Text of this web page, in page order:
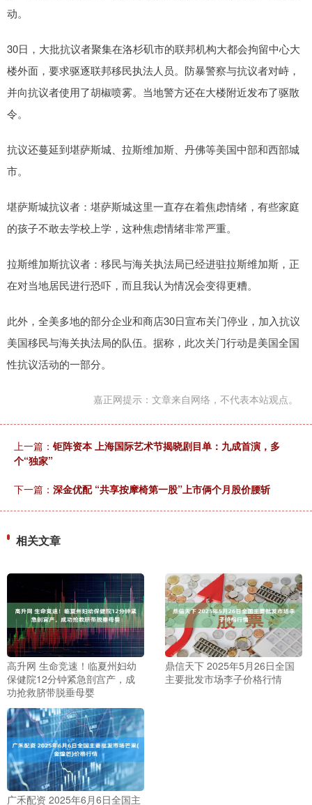
动。
30日，大批抗议者聚集在洛杉矶市的联邦机构大都会拘留中心大
楼外面，要求驱逐联邦移民执法人员。防暴警察与抗议者对峙，
并向抗议者使用了胡椒喷雾。当地警方还在大楼附近发布了驱散
令。
抗议还蔓延到堪萨斯城、拉斯维加斯、丹佛等美国中部和西部城
市。
堪萨斯城抗议者：堪萨斯城这里一直存在着焦虑情绪，有些家庭
的孩子不敢去学校上学，这种焦虑情绪非常严重。
拉斯维加斯抗议者：移民与海关执法局已经进驻拉斯维加斯，正
在对当地居民进行恐吓，而且我认为情况会变得更糟。
此外，全美多地的部分企业和商店30日宣布关门停业，加入抗议
美国移民与海关执法局的队伍。据称，此次关门行动是美国全国
性抗议活动的一部分。
嘉正网提示：文章来自网络，不代表本站观点。
上一篇： 钜阵资本 上海国际艺术节揭晓剧目单：九成首演，多
个“独家”
下一篇： 深金优配 “共享按摩椅第一股”上市俩个月股价腰斩
相关文章
高升网 生命竞速！临夏州妇幼
保健院12分钟紧急剖宫产，成
功抢救脐带脱垂母婴
鼎信天下 2025年5月26日全国
主要批发市场李子价格行情
广禾配资 2025年6月6日全国主